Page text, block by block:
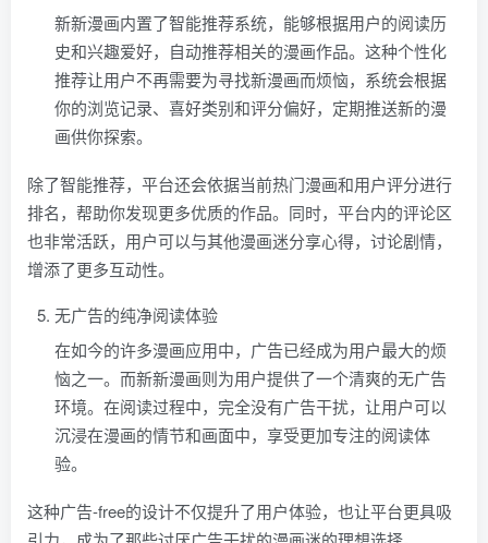
新新漫画内置了智能推荐系统，能够根据用户的阅读历
史和兴趣爱好，自动推荐相关的漫画作品。这种个性化
推荐让用户不再需要为寻找新漫画而烦恼，系统会根据
你的浏览记录、喜好类别和评分偏好，定期推送新的漫
画供你探索。
除了智能推荐，平台还会依据当前热门漫画和用户评分进行
排名，帮助你发现更多优质的作品。同时，平台内的评论区
也非常活跃，用户可以与其他漫画迷分享心得，讨论剧情，
增添了更多互动性。
无广告的纯净阅读体验
在如今的许多漫画应用中，广告已经成为用户最大的烦
恼之一。而新新漫画则为用户提供了一个清爽的无广告
环境。在阅读过程中，完全没有广告干扰，让用户可以
沉浸在漫画的情节和画面中，享受更加专注的阅读体
验。
这种广告-free的设计不仅提升了用户体验，也让平台更具吸